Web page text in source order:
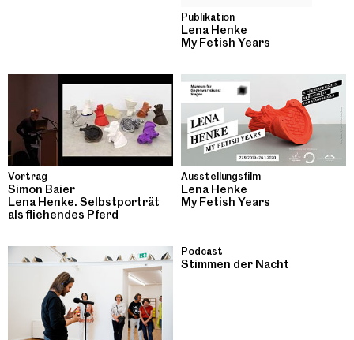
Publikation
Lena Henke
My Fetish Years
Vortrag
Simon Baier
Lena Henke. Selbstporträt
als fliehendes Pferd
Ausstellungsfilm
Lena Henke
My Fetish Years
Podcast
Stimmen der Nacht